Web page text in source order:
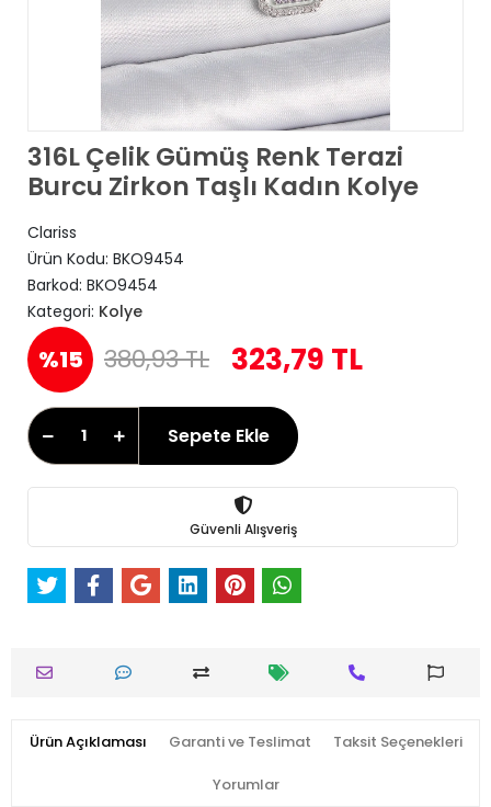
316L Çelik Gümüş Renk Terazi
Burcu Zirkon Taşlı Kadın Kolye
Clariss
Ürün Kodu: BKO9454
Barkod: BKO9454
Kategori: Kolye
%15 380,93 TL 323,79 TL
Sepete Ekle
Güvenli Alışveriş
Ürün Açıklaması Garanti ve Teslimat Taksit Seçenekleri
Yorumlar